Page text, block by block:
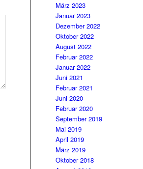
März 2023
Januar 2023
Dezember 2022
Oktober 2022
August 2022
Februar 2022
Januar 2022
Juni 2021
Februar 2021
Juni 2020
Februar 2020
September 2019
Mai 2019
April 2019
März 2019
Oktober 2018